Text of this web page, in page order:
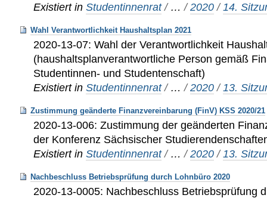
Existiert in Studentinnenrat / …/2020 /14.
Wahl Verantwortlichkeit Haushaltsplan 2021
2020-13-07: Wahl der Verantwortlichkeit
(haushaltsplanverantwortliche Person gemäß
Studentinnen- und Studentenschaft)
Existiert in Studentinnenrat / …/2020 /13.
Zustimmung geänderte Finanzvereinbarung (FinV) KSS 2020/21
2020-13-006: Zustimmung der geänderten
der Konferenz Sächsischer
Existiert in Studentinnenrat / …/2020 /13.
Nachbeschluss Betriebsprüfung durch Lohnbüro 2020
2020-13-0005: Nachbeschluss Betriebsprüfung